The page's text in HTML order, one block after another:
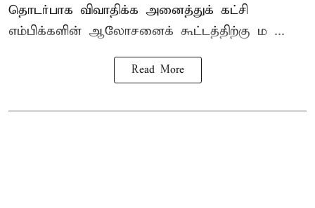
தொடர்பாக விவாதிக்க அனைத்துக் கட்சி
எம்பிக்களின் ஆலோசனைக் கூட்டத்திற்கு ம ...
Read More